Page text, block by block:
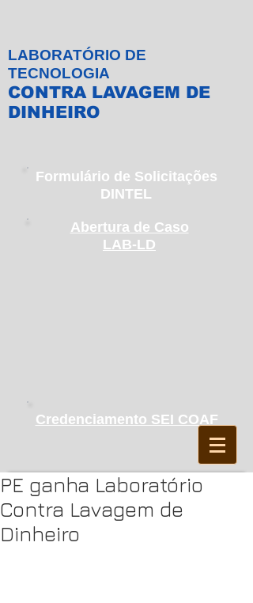
LABORATÓRIO DE
TECNOLOGIA
CONTRA LAVAGEM DE
DINHEIRO
Formulário de Solicitações
DINTEL
Abertura de Caso
LAB-LD
Credenciamento SEI COAF
PE ganha Laboratório
Contra Lavagem de
Dinheiro